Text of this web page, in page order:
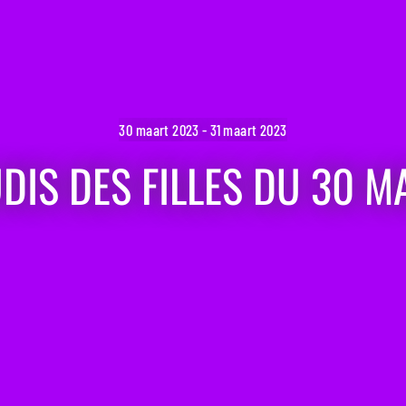
30 maart 2023 - 31 maart 2023
DES FILLES DU 30